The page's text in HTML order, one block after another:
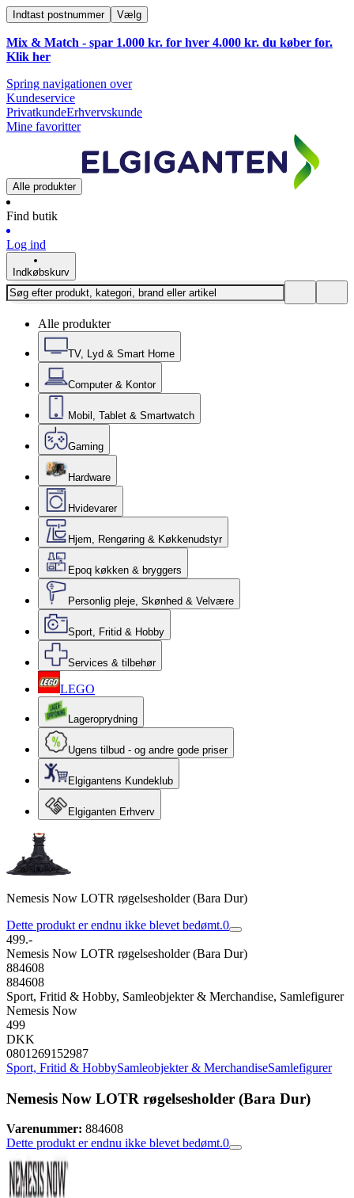
Indtast postnummer Vælg
Mix & Match - spar 1.000 kr. for hver 4.000 kr. du køber for.
Klik her
Spring navigationen over
Kundeservice
PrivatkundeErhvervskunde
Mine favoritter
Alle produkter
Find butik
Log ind
Indkøbskurv
Alle produkter
TV, Lyd & Smart Home
Computer & Kontor
Mobil, Tablet & Smartwatch
Gaming
Hardware
Hvidevarer
Hjem, Rengøring & Køkkenudstyr
Epoq køkken & bryggers
Personlig pleje, Skønhed & Velvære
Sport, Fritid & Hobby
Services & tilbehør
LEGO
Lageroprydning
Ugens tilbud - og andre gode priser
Elgigantens Kundeklub
Elgiganten Erhverv
Nemesis Now LOTR røgelsesholder (Bara Dur)
Dette produkt er endnu ikke blevet bedømt.0
499.-
Nemesis Now LOTR røgelsesholder (Bara Dur)
884608
884608
Sport, Fritid & Hobby, Samleobjekter & Merchandise, Samlefigurer
Nemesis Now
499
DKK
0801269152987
Sport, Fritid & HobbySamleobjekter & MerchandiseSamlefigurer
Nemesis Now LOTR røgelsesholder (Bara Dur)
Varenummer: 884608
Dette produkt er endnu ikke blevet bedømt.0